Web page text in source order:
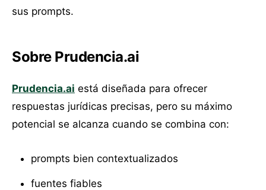
sus prompts.
Sobre Prudencia.ai
Prudencia.ai está diseñada para ofrecer
respuestas jurídicas precisas, pero su máximo
potencial se alcanza cuando se combina con:
prompts bien contextualizados
fuentes fiables